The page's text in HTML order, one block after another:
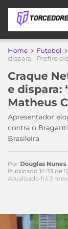
APOSTAS
DE
SITES
DE
2026
COPA
DO
MUNDO
TIMES
MEU
TIME
A
Home Futebol
dispara: “Prefiro
Craque
e dispara:
Matheus
Apresentador
contra o
Brasileira
Por Douglas Nunes
Publicado 14:33 de
Atualizado há 3